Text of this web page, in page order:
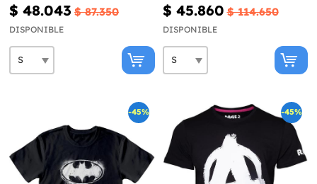
$ 48.043 $ 87.350
DISPONIBLE
$ 45.860 $ 114.650
DISPONIBLE
-45% -45%